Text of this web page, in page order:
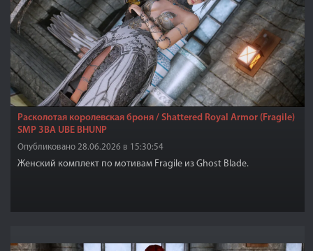
Расколотая королевская броня / Shattered Royal Armor (Fragile)
SMP 3BA UBE BHUNP
Опубликовано 28.06.2026 в 15:30:54
Женский комплект по мотивам Fragile из Ghost Blade.